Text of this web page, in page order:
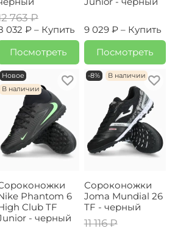
763 ₽
032 ₽ – Купить
Посмотреть
9 029 ₽ – Купить
Посмотреть
Новое
В наличии
Phantom 6
Club TF
- черный
-8% В наличии
Сороконожки
Joma Mundial 26
TF - черный
11 116 ₽